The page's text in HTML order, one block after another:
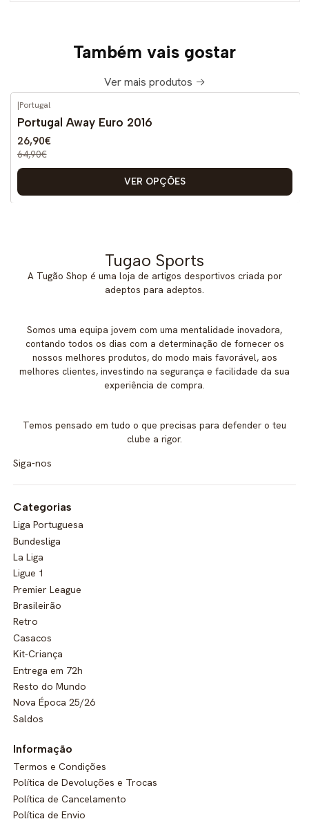
Também vais gostar
Ver mais produtos
-59% DESCONTO
|Portugal
Portugal Away Euro 2016
26,90€
64,90€
VER OPÇÕES
Tugao Sports
A Tugão Shop é uma loja de artigos desportivos criada por
adeptos para adeptos.
Somos uma equipa jovem com uma mentalidade inovadora,
contando todos os dias com a determinação de fornecer os
nossos melhores produtos, do modo mais favorável, aos
melhores clientes, investindo na segurança e facilidade da sua
experiência de compra.
Temos pensado em tudo o que precisas para defender o teu
clube a rigor.
Siga-nos
Categorias
Liga Portuguesa
Bundesliga
La Liga
Ligue 1
Premier League
Brasileirão
Retro
Casacos
Kit-Criança
Entrega em 72h
Resto do Mundo
Nova Época 25/26
Saldos
Informação
Termos e Condições
Política de Devoluções e Trocas
Política de Cancelamento
Política de Envio